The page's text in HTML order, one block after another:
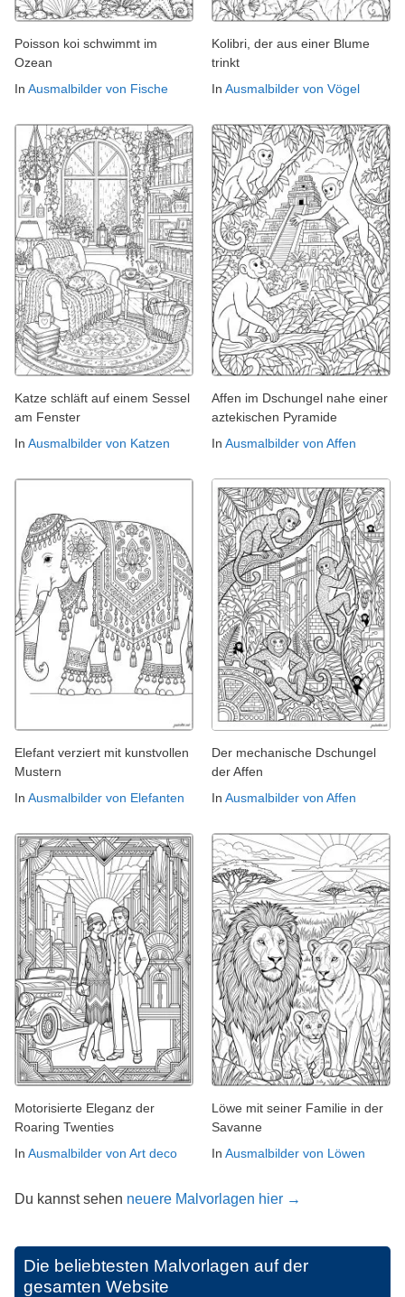
Poisson koi schwimmt im
Ozean
In Ausmalbilder von Fische
Kolibri, der aus einer Blume
trinkt
In Ausmalbilder von Vögel
Katze schläft auf einem Sessel
am Fenster
In Ausmalbilder von Katzen
Affen im Dschungel nahe einer
aztekischen Pyramide
In Ausmalbilder von Affen
Elefant verziert mit kunstvollen
Mustern
In Ausmalbilder von Elefanten
Der mechanische Dschungel
der Affen
In Ausmalbilder von Affen
Motorisierte Eleganz der
Roaring Twenties
In Ausmalbilder von Art deco
Löwe mit seiner Familie in der
Savanne
In Ausmalbilder von Löwen
Du kannst sehen neuere Malvorlagen hier →
Die beliebtesten Malvorlagen auf der
gesamten Website